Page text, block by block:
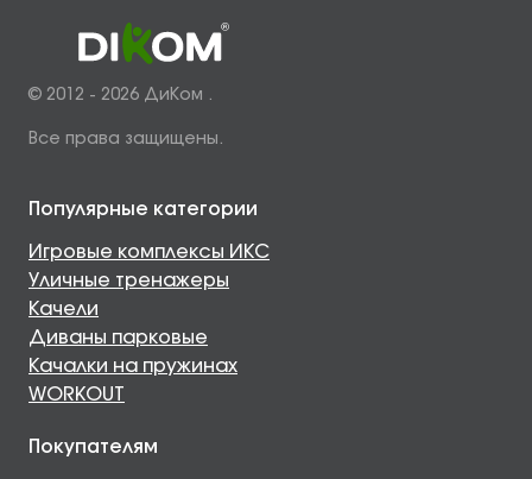
© 2012 - 2026 ДиКом .
Все права защищены.
Популярные категории
Игровые комплексы ИКС
Уличные тренажеры
Качели
Диваны парковые
Качалки на пружинах
WORKOUT
Покупателям